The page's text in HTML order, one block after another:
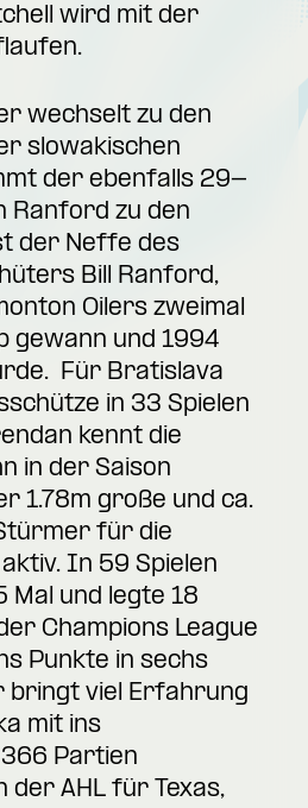
wird mit der
wechselt zu den
slowakischen
der ebenfalls 29-
Ranford zu den
der Neffe des
Bill Ranford,
Oilers zweimal
gewann und 1994
Für Bratislava
in 33 Spielen
kennt die
in der Saison
1.78m große und ca.
für die
In 59 Spielen
und legte 18
Champions League
Punkte in sechs
bringt viel Erfahrung
mit ins
Partien
der AHL für Texas,